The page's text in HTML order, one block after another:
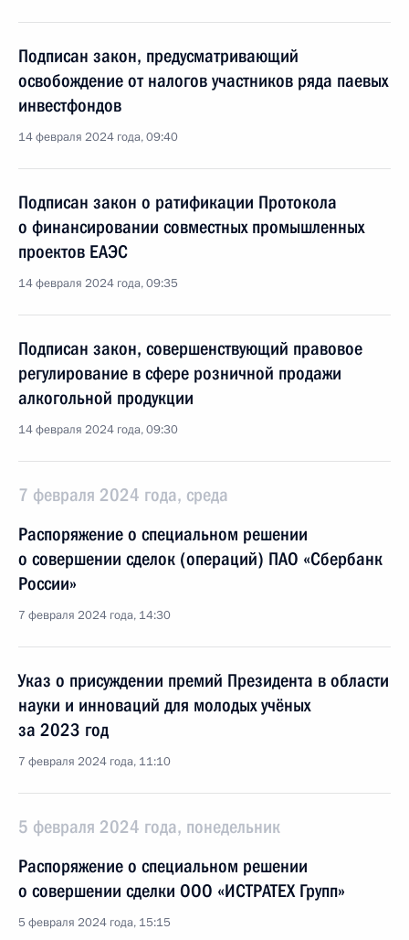
Подписан закон, предусматривающий
освобождение от налогов участников ряда паевых
инвестфондов
14 февраля 2024 года, 09:40
Подписан закон о ратификации Протокола
о финансировании совместных промышленных
проектов ЕАЭС
14 февраля 2024 года, 09:35
Подписан закон, совершенствующий правовое
регулирование в сфере розничной продажи
алкогольной продукции
14 февраля 2024 года, 09:30
7 февраля 2024 года, среда
Распоряжение о специальном решении
о совершении сделок (операций) ПАО «Сбербанк
России»
7 февраля 2024 года, 14:30
Указ о присуждении премий Президента в области
науки и инноваций для молодых учёных
за 2023 год
7 февраля 2024 года, 11:10
5 февраля 2024 года, понедельник
Распоряжение о специальном решении
о совершении сделки ООО «ИСТРАТЕХ Групп»
5 февраля 2024 года, 15:15